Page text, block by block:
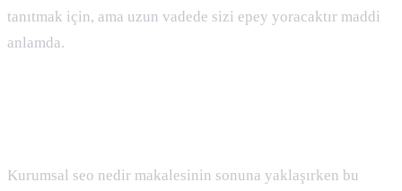
tanıtmak için, ama uzun vadede sizi epey yoracaktır maddi
anlamda.
Kurumsal seo nedir makalesinin sonuna yaklaşırken bu